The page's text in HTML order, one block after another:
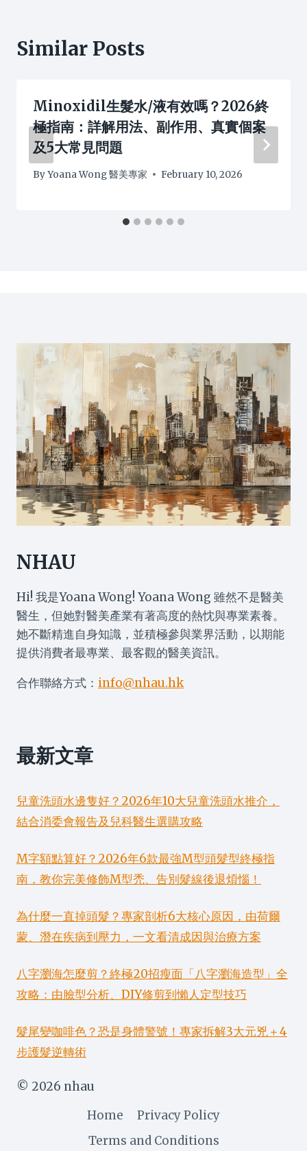
Similar Posts
Minoxidil生髮水/液有效嗎？2026終
極指南：詳解用法、副作用、真實個案
及5大常見問題
ByYoana Wong 醫美專家 February 10, 2026
NHAU
Hi! 我是Yoana Wong! Yoana Wong 雖然不是醫美
醫生，但她對醫美產業有著高度的熱忱與專業素養。
她不斷精進自身知識，並積極參與業界活動，以期能
提供消費者最專業、最客觀的醫美資訊。
合作聯絡方式： info@nhau.hk
最新文章
兒童洗頭水邊隻好？2026年10大兒童洗頭水推介，
結合消委會報告及兒科醫生選購攻略
M字額點算好？2026年6款最強M型頭髮型終極指
南，教你完美修飾M型禿、告別髮線後退煩惱！
為什麼一直掉頭髮？專家剖析6大核心原因，由荷爾
蒙、潛在疾病到壓力，一文看清成因與治療方案
八字瀏海怎麼剪？終極20招瘦面「八字瀏海造型」全
攻略：由臉型分析、DIY修剪到懶人定型技巧
髮尾變咖啡色？恐是身體警號！專家拆解3大元兇＋4
步護髮逆轉術
© 2026 nhau
Home
Privacy Policy
Terms and Conditions